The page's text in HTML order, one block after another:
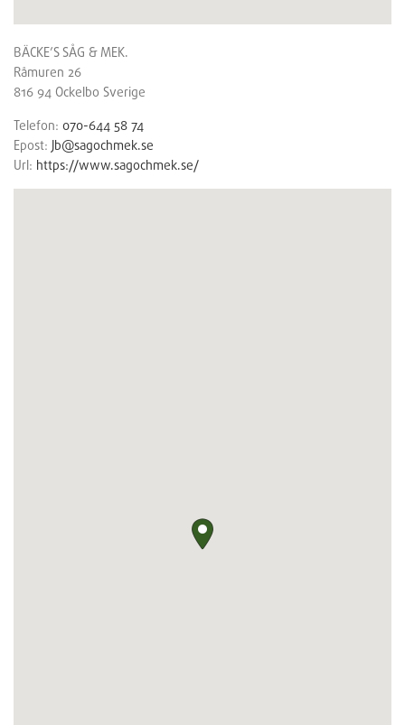
BÄCKE’S SÅG & MEK.
Råmuren 26
816 94 Ockelbo Sverige
Telefon: 070-644 58 74
Epost: Jb@sagochmek.se
Url: https://www.sagochmek.se/